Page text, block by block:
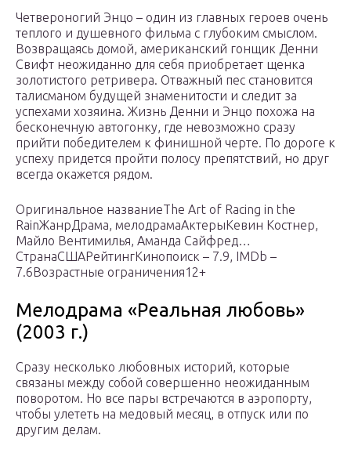
Четвероногий Энцо – один из главных героев очень
теплого и душевного фильма с глубоким смыслом.
Возвращаясь домой, американский гонщик Денни
Свифт неожиданно для себя приобретает щенка
золотистого ретривера. Отважный пес становится
талисманом будущей знаменитости и следит за
успехами хозяина. Жизнь Денни и Энцо похожа на
бесконечную автогонку, где невозможно сразу
прийти победителем к финишной черте. По дороге к
успеху придется пройти полосу препятствий, но друг
всегда окажется рядом.
Оригинальное названиеThe Art of Racing in the
RainЖанрДрама, мелодрамаАктерыКевин Костнер,
Майло Вентимилья, Аманда Сайфред…
СтранаСШАРейтингКинопоиск – 7.9, IMDb –
7.6Возрастные ограничения12+
Мелодрама «Реальная любовь»
(2003 г.)
Сразу несколько любовных историй, которые
связаны между собой совершенно неожиданным
поворотом. Но все пары встречаются в аэропорту,
чтобы улететь на медовый месяц, в отпуск или по
другим делам.